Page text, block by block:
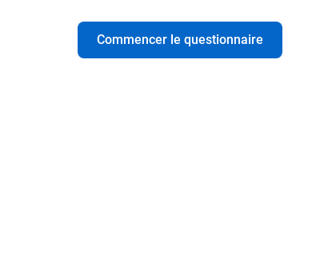
Commencer le questionnaire